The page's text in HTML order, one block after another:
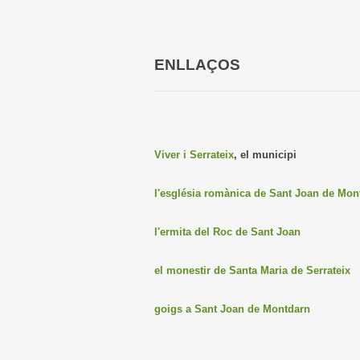
ENLLAÇOS
Viver i Serrateix, el municipi
l'església romànica de Sant Joan de
l'ermita del Roc de Sant Joan
el monestir de Santa Maria de Serrateix
goigs a Sant Joan de Montdarn